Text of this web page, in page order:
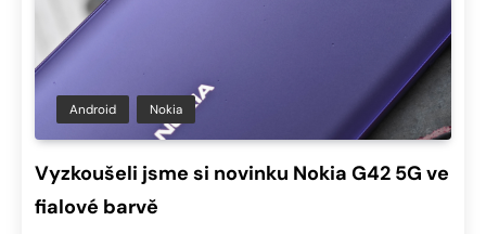
Android Nokia
Vyzkoušeli jsme si novinku Nokia G42 5G ve
fialové barvě